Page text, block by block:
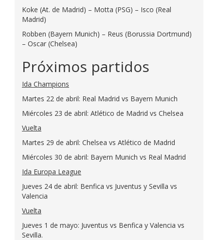
Koke (At. de Madrid) – Motta (PSG) – Isco (Real
Madrid)
Robben (Bayern Munich) – Reus (Borussia Dortmund)
– Oscar (Chelsea)
Próximos partidos
Ida Champions
Martes 22 de abril: Real Madrid vs Bayern Munich
Miércoles 23 de abril: Atlético de Madrid vs Chelsea
Vuelta
Martes 29 de abril: Chelsea vs Atlético de Madrid
Miércoles 30 de abril: Bayern Munich vs Real Madrid
Ida Europa League
Jueves 24 de abril: Benfica vs Juventus y Sevilla vs
Valencia
Vuelta
Jueves 1 de mayo: Juventus vs Benfica y Valencia vs
Sevilla.